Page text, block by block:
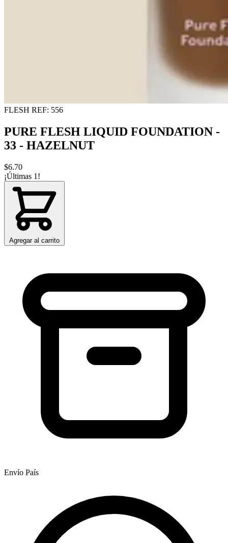
FLESH REF: 556
PURE FLESH LIQUID FOUNDATION -
33 - HAZELNUT
$6.70
¡Últimas 1!
Agregar al carrito
Envío País